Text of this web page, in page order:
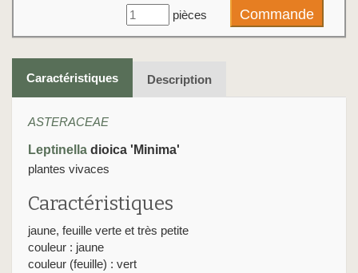
pièces
Caractéristiques Description
ASTERACEAE
Leptinella dioica 'Minima'
plantes vivaces
Caractéristiques
jaune, feuille verte et très petite
couleur : jaune
couleur (feuille) : vert